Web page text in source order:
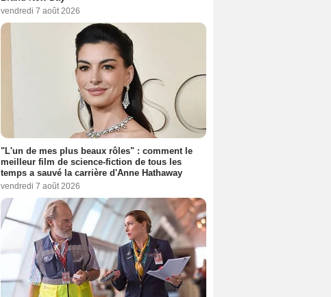
vendredi 7 août 2026
"L'un de mes plus beaux rôles" : comment le
meilleur film de science-fiction de tous les
temps a sauvé la carrière d'Anne Hathaway
vendredi 7 août 2026